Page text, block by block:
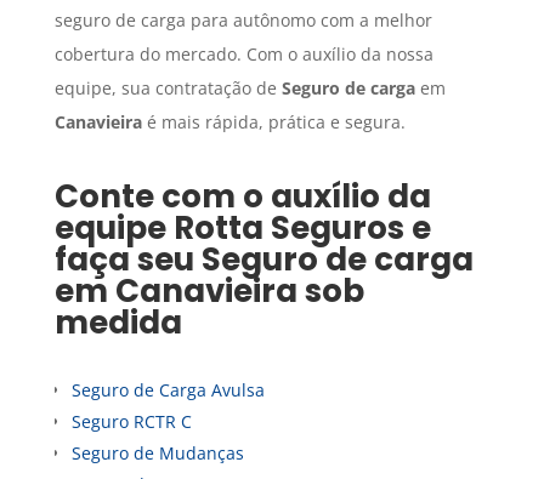
seguro de carga para autônomo com a melhor
cobertura do mercado. Com o auxílio da nossa
equipe, sua contratação de Seguro de cargaem
Canavieiraé mais rápida, prática e segura.
Conte com o auxílio da
equipe Rotta Seguros e
faça seu Seguro de carga
em Canavieirasob
medida
Seguro de Carga Avulsa
Seguro RCTR C
Seguro de Mudanças